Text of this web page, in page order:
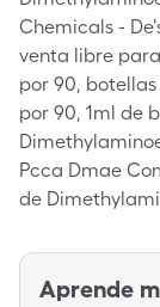
Chemicals -
venta libre
por 90, botellas
por 90, 1ml de
Pcca Dmae
de
Aprende